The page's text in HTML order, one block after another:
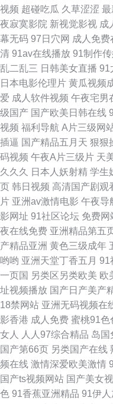
慰pp 网站免费观看 国产分类
情另类 人人色人人操网 91成
免费观看电视剧 国产专区高清
全 亚洲区一二三四在线 avtt天
下载 欧美成人精品一级 91嫖娼
91丝袜字幕 少妇欧美一区二
婷成人综合网 国产草熟女 91
又又特又黄 91无码超碰爱搞
费视频 青青草国产欧美 日韩
在线b'b 免费又黄又乳 极品在
视频 超碰吃瓜 久草涩涩 最
夜寂寞影院 新视觉影视 成
幕无码 97日穴网 成人免费
清 91av在线播放 91制作
乱二乱三 日韩美女直播 91
日本电影伦理片 黄瓜视频
爱 成人软件视频 午夜宅男
级国产 国产欧美日韩在线
视频 福利导航 A片三级网
插逼 国产精品五月天 狠狠
码视频 午夜A片三级片 天
久久久
日本人妖射精 学生
页 韩日视频 高清国产剧观
片 亚洲av激情电影 午夜导
影网址 91社区论坛 免费网
夜在线免费 亚洲精品第五
产精品亚洲 黄色三级成年
哟哟 亚洲天堂丁香五月 91
一页国 另类区另类欧美 欧
址视频播放 国产日产美产
18禁网站 亚洲无码视频在
影香港 成人免费 蜜桃91色
女人
人人97综合精品 岛国
国产第66页 另类国产在线
频在线 激情深爱欧美激情
国产ts视频网站 国产美女
色 91香蕉亚洲精品 91伊